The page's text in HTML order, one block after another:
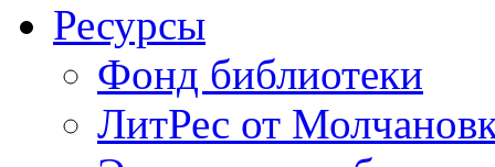
Ресурсы
Фонд библиотеки
ЛитРес от